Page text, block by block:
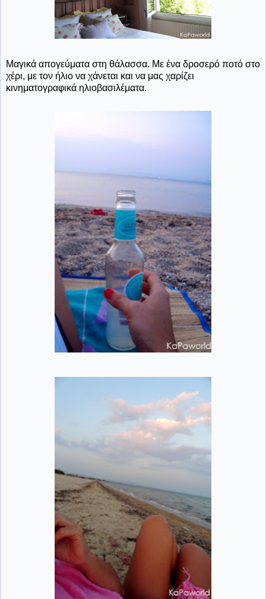
Μαγικά απογεύματα στη θάλασσα. Με ένα δροσερό ποτό στο
χέρι, με τον ήλιο να χάνεται και να μας χαρίζει
κινηματογραφικά ηλιοβασιλέματα.